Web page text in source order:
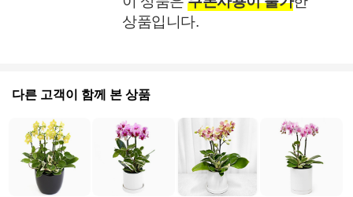
상품입니다.
다른 고객이 함께 본 상품